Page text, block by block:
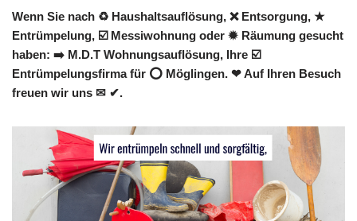
Wenn Sie nach ♻ Haushaltsauflösung, ❌ Entsorgung, ★
Entrümpelung, ☑️ Messiwohnung oder ✹ Räumung gesucht
haben: ➡️ M.D.T Wohnungsauflösung, Ihre ☑️
Entrümpelungsfirma für ⭕ Möglingen. ❤ Auf Ihren Besuch
freuen wir uns ✉ ✔.